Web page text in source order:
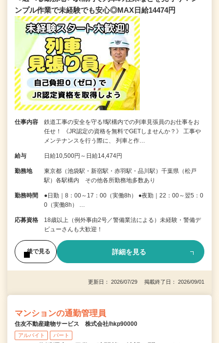
ンプル作業で未経験でも安心◎MAX日給14474円
仕事内容
鉄道工事の安全を守る!!駅構内での列車見張員のお仕事をお
任せ！ 《JR認定の資格を無料でGETしませんか？》 工事や
メンテナンスを行う際に、 列車と作…
給与 日給10,500円～日給14,474円
勤務地
東京都（池袋駅・新宿駅・赤羽駅・品川駅）千葉県（松戸
駅）各駅構内 その他各所勤務地多数あり
勤務時間
●日勤｜8：00～17：00（実働8h） ●夜勤｜22：00～翌5：0
0（実働8h） …
応募資格
18歳以上（例外事由2号／警備業法による）未経験・警備デ
ビューさんも大歓迎！
後で見る 詳細を見る
更新日： 2026/07/29 掲載終了日： 2026/09/01
マンションの通勤管理員
住友不動産建物サービス 株式会社/hkp90000
アルバイト パート